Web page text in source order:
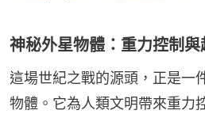
神秘外星物體：重力控制
這場世紀之戰的源頭，正是一
物體。它為人類文明帶來重力